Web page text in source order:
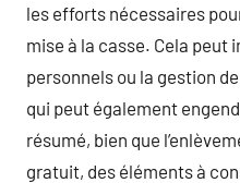
les efforts nécessaires
mise à la casse. Cela peut
personnels ou la gestion
qui peut également
résumé, bien que
gratuit, des éléments à